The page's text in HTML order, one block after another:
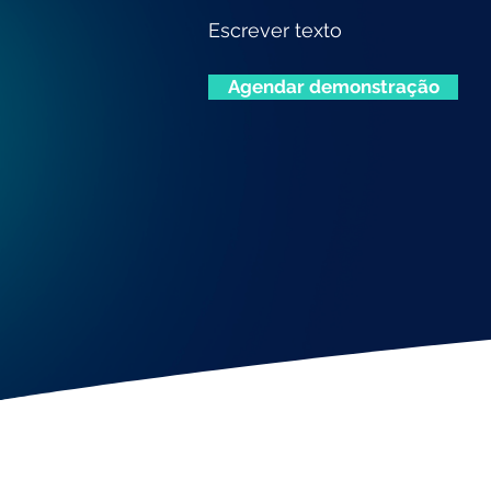
Escrever texto
Agendar demonstração